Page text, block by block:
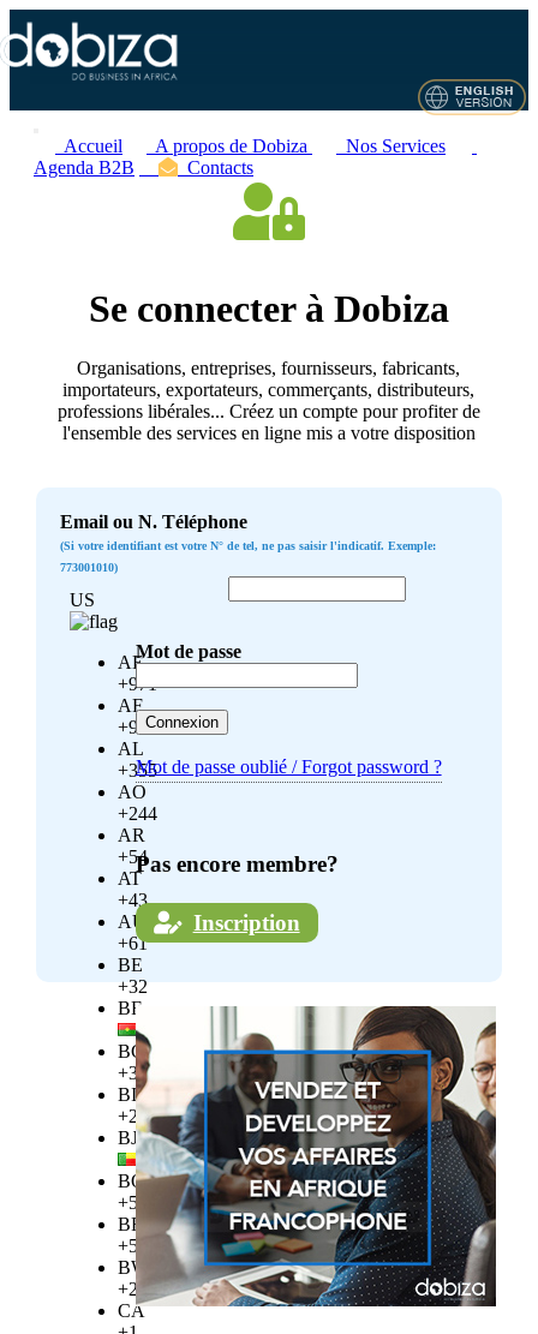
Accueil A propos de Dobiza
Nos Services
Agenda B2B
Contacts
Se connecter à Dobiza
Organisations, entreprises, fournisseurs, fabricants,
importateurs, exportateurs, commerçants, distributeurs,
professions libérales... Créez un compte pour profiter de
l'ensemble des services en ligne mis a votre disposition
Email ou N. Téléphone
(Si votre identifiant est votre N° de tel, ne pas saisir l'indicatif. Exemple:
773001010)
US
AE
+971
AF
+93
AL
+355
AO
+244
AR
+54
AT
+43
AU
+61
BE
+32
BF
BG
+359
BI
+257
BJ
BO
+591
BR
+55
BW
+267
CA
Mot de passe
Mot de passe oublié / Forgot password ?
Pas encore membre?
Inscription